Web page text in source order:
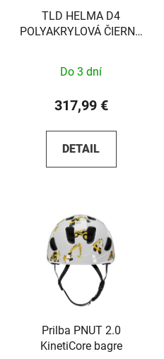
TLD HELMA D4
POLYAKRYLOVÁ ČIERNA
Do 3 dní
317,99 €
DETAIL
Prilba PNUT 2.0
KinetiCore bagre